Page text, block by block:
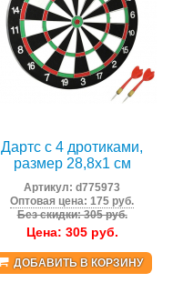
Дартс с 4 дротиками,
размер 28,8х1 см
Артикул:d775973
Оптовая цена: 175 руб.
Без скидки: 305 руб.
Цена: 305руб.
ДОБАВИТЬ В КОРЗИНУ